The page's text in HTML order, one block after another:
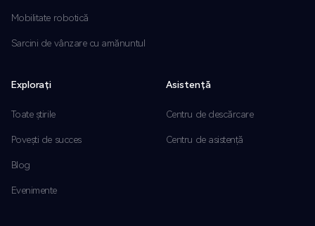
Mobilitate robotică
Sarcini de vânzare cu amănuntul
Explorați
Toate știrile
Povești de succes
Blog
Evenimente
Asistență
Centru de descărcare
Centru de asistență